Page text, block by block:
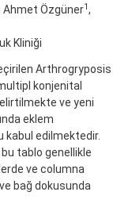
Ahmet Özgüner1,
Kliniği
Arthrogryposis
konjenital
ve yeni
eklem
edilmektedir.
tablo genellikle
ve columna
bağ dokusunda